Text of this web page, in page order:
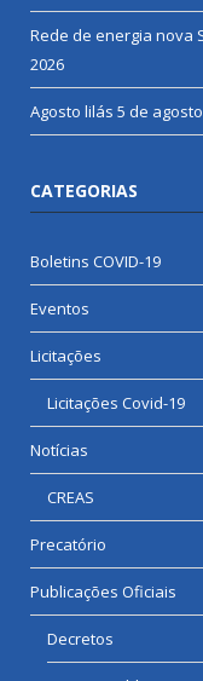
Rede de energia nova
2026
Agosto lilás 5 de
CATEGORIAS
Boletins COVID-19
Eventos
Licitações
Licitações Covid-19
Notícias
CREAS
Precatório
Publicações Oficiais
Decretos